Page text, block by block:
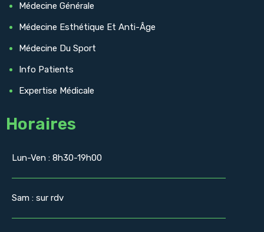
Médecine Générale
Médecine Esthétique Et Anti-Âge
Médecine Du Sport
Info Patients
Expertise Médicale
Horaires
Lun-Ven : 8h30-19h00
Sam : sur rdv